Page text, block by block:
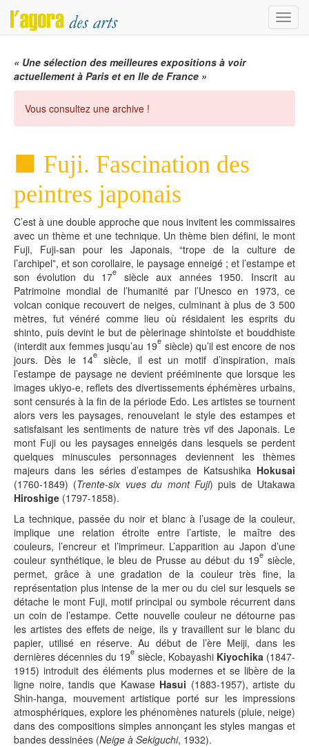
Menu
« Une sélection des meilleures expositions à voir
actuellement à Paris et en Ile de France »
Vous consultez une archive !
Fuji. Fascination des
peintres japonais
C’est à une double approche que nous invitent les commissaires
avec un thème et une technique. Un thème bien défini, le mont
Fuji, Fuji-san pour les Japonais, “trope de la culture de
l’archipel”, et son corollaire, le paysage enneigé ; et l’estampe et
son évolution du 17e
siècle aux années 1950. Inscrit au
Patrimoine mondial de l’humanité par l’Unesco en 1973, ce
volcan conique recouvert de neiges, culminant à plus de 3 500
mètres, fut vénéré comme lieu où résidaient les esprits du
shinto, puis devint le but de pèlerinage shintoïste et bouddhiste
(interdit aux femmes jusqu’au 19e siècle) qu’il est encore de nos
jours. Dès le 14esiècle, il est un motif d’inspiration, mais
l’estampe de paysage ne devient prééminente que lorsque les
images ukiyo-e, reflets des divertissements éphémères urbains,
sont censurés à la fin de la période Edo. Les artistes se tournent
alors vers les paysages, renouvelant le style des estampes et
satisfaisant les sentiments de nature très vif des Japonais. Le
mont Fuji ou les paysages enneigés dans lesquels se perdent
quelques minuscules personnages deviennent les thèmes
majeurs dans les séries d’estampes de Katsushika Hokusai
(1760-1849) (Trente-six vues du mont Fuji) puis de Utakawa
Hiroshige (1797-1858).
La technique, passée du noir et blanc à l’usage de la couleur,
implique une relation étroite entre l’artiste, le maître des
couleurs, l’encreur et l’imprimeur. L’apparition au Japon d’une
couleur synthétique, le bleu de Prusse au début du 19e siècle,
permet, grâce à une gradation de la couleur très fine, la
représentation plus intense de la mer ou du ciel sur lesquels se
détache le mont Fuji, motif principal ou symbole récurrent dans
un coin de l’estampe. Cette nouvelle couleur ne détourne pas
les artistes des effets de neige, ils y travaillent sur le blanc du
papier, utilisé en réserve. Au début de l’ère Meiji, dans les
dernières décennies du 19e siècle, Kobayashi Kiyochika(1847-
1915) introduit des éléments plus modernes et se libère de la
ligne noire, tandis que Kawase Hasui (1883-1957), artiste du
Shin-hanga, mouvement artistique porté sur les impressions
atmosphériques, explore les phénomènes naturels (pluie, neige)
dans des compositions simples annonçant les styles mangas et
bandes dessinées (Neige à Sekiguchi, 1932).